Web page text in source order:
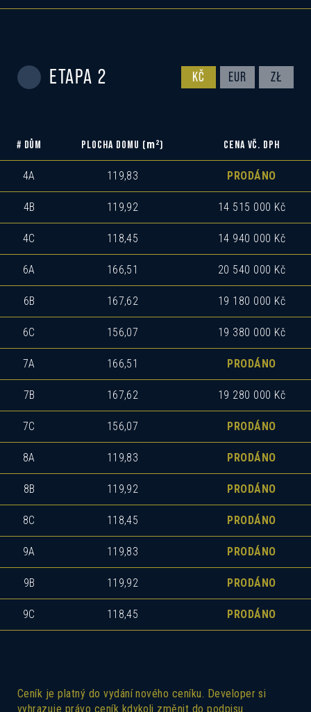
ETAPA 2 KČ EUR ZŁ
# DŮM PLOCHA DOMU (m2) CENA VČ. DPH
4A 119,83 PRODÁNO
4B 119,92 14 515 000 Kč
4C 118,45 14 940 000 Kč
6A 166,51 20 540 000 Kč
6B 167,62 19 180 000 Kč
6C 156,07 19 380 000 Kč
7A 166,51 PRODÁNO
7B 167,62 19 280 000 Kč
7C 156,07 PRODÁNO
8A 119,83 PRODÁNO
8B 119,92 PRODÁNO
8C 118,45 PRODÁNO
9A 119,83 PRODÁNO
9B 119,92 PRODÁNO
9C 118,45 PRODÁNO
Ceník je platný do vydání nového ceníku. Developer si
vyhrazuje právo ceník kdykoli změnit do podpisu